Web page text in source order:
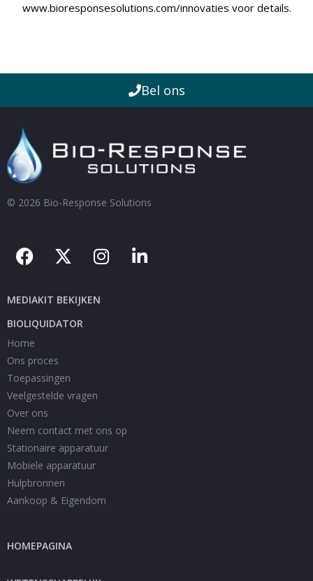
www.bioresponsesolutions.com/innovaties voor details.
Bel ons
© 2026 Bio-Response Solutions
MEDIAKIT BEKIJKEN
BIOLIQUIDATOR
Home
Ons proces
Toepassingen
Veelgestelde vragen
Over ons
Neem contact met ons op
Stationaire apparatuur
Mobiele apparatuur
Hulpbronnen
Aankoop & Eigendom
HOMEPAGINA